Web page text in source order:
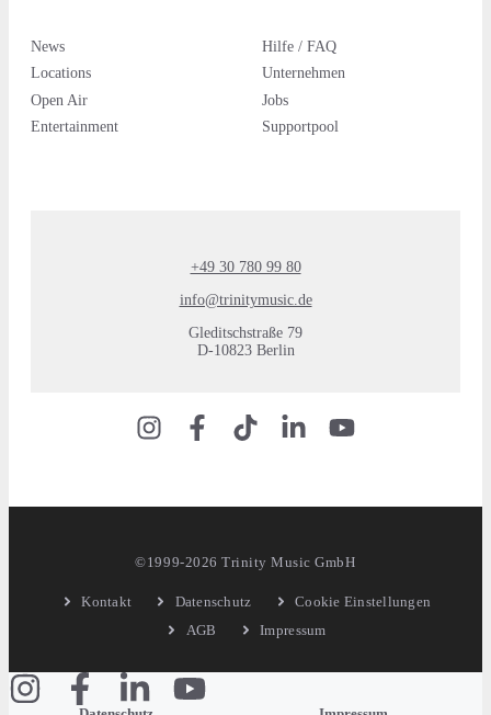
News
Locations
Open Air
Entertainment
Hilfe / FAQ
Unternehmen
Jobs
Supportpool
+49 30 780 99 80
info@trinitymusic.de
Gleditschstraße 79
D-10823 Berlin
©1999-2026 Trinity Music GmbH
Kontakt Datenschutz
Cookie Einstellungen
AGB
Impressum